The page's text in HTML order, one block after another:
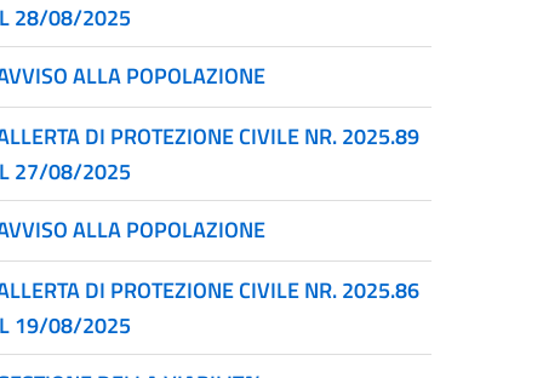
28/08/2025
ALLA POPOLAZIONE
DI PROTEZIONE CIVILE NR. 2025.89
27/08/2025
ALLA POPOLAZIONE
DI PROTEZIONE CIVILE NR. 2025.86
19/08/2025